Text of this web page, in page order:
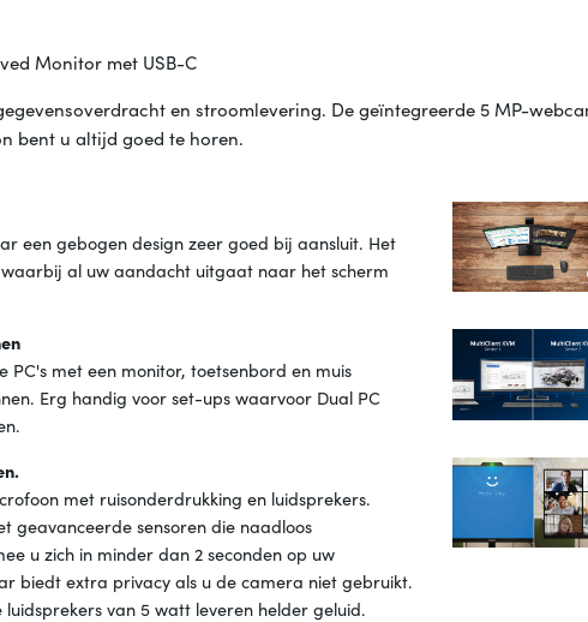
Monitor met USB-C
en stroomlevering. De geïntegreerde 5 MP-
bent u altijd goed te horen.
een gebogen design zeer goed bij aansluit. Het
al uw aandacht uitgaat naar het scherm
met een monitor, toetsenbord en muis
Erg handig voor set-ups waarvoor Dual PC
met ruisonderdrukking en luidsprekers.
geavanceerde sensoren die naadloos
u zich in minder dan 2 seconden op uw
biedt extra privacy als u de camera niet gebruikt.
van 5 watt leveren helder geluid.